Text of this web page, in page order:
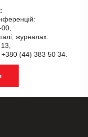
журналах:
(44) 383 50 34.